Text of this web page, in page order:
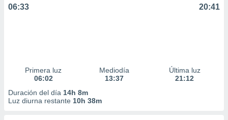
1199
06:33 20:41
Primera luz
06:02
Mediodía
13:37
Última luz
21:12
Duración del día 14h 8m
Luz diurna restante 10h 38m